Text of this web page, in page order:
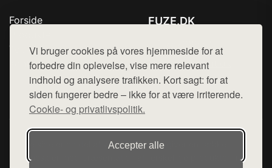
Vi bruger cookies på vores hjemmeside for at
forbedre din oplevelse, vise mere relevant
indhold og analysere trafikken. Kort sagt: for at
siden fungerer bedre – ikke for at være irriterende.
Cookie- og privatlivspolitik.
Accepter alle
Forside
Top Rabatter
Kontakt
FUZE.DK
Mail: hej@want.dk
Cookie- og privatlivspolitik
Denne side er en del af want.dk, der udgiver en række
hjemmesider med præsentation af forskellige produkter fra